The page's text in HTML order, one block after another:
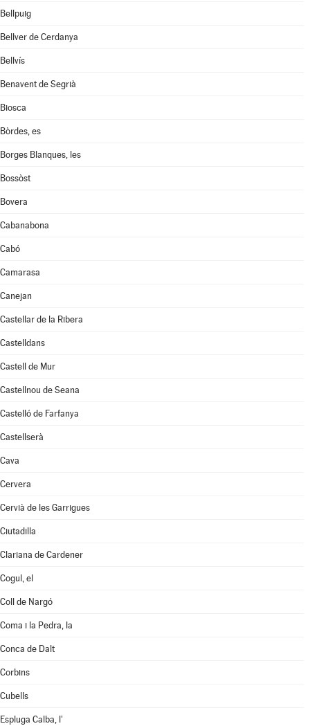
Bellpuig
Bellver de Cerdanya
Bellvís
Benavent de Segrià
Biosca
Bòrdes, es
Borges Blanques, les
Bossòst
Bovera
Cabanabona
Cabó
Camarasa
Canejan
Castellar de la Ribera
Castelldans
Castell de Mur
Castellnou de Seana
Castelló de Farfanya
Castellserà
Cava
Cervera
Cervià de les Garrigues
Ciutadilla
Clariana de Cardener
Cogul, el
Coll de Nargó
Coma i la Pedra, la
Conca de Dalt
Corbins
Cubells
Espluga Calba, l'